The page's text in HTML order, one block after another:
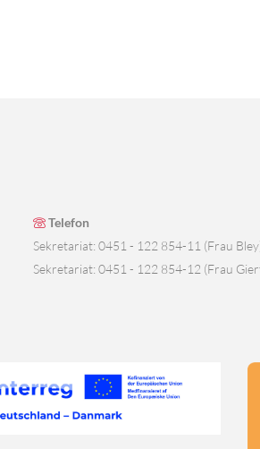
Telefon
Sekretariat: 0451 - 122 854-11 (Frau
Sekretariat: 0451 - 122 854-12 (Frau